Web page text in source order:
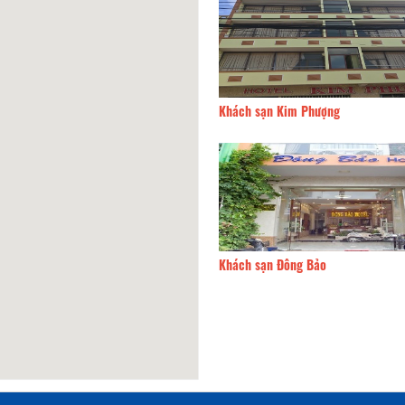
Khách sạn Kim Phượng
Khách sạn Đông Bảo